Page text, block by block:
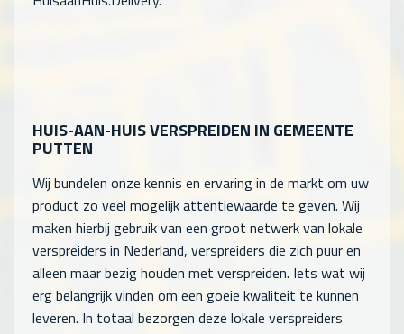
HUIS-AAN-HUIS VERSPREIDEN IN GEMEENTE
PUTTEN
Wij bundelen onze kennis en ervaring in de markt om uw
product zo veel mogelijk attentiewaarde te geven. Wij
maken hierbij gebruik van een groot netwerk van lokale
verspreiders in Nederland, verspreiders die zich puur en
alleen maar bezig houden met verspreiden. Iets wat wij
erg belangrijk vinden om een goeie kwaliteit te kunnen
leveren. In totaal bezorgen deze lokale verspreiders